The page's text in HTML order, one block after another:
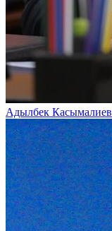
Адылбек Касымалиев